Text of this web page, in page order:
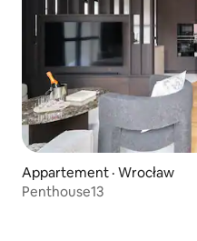
Appartement · Wrocław
Penthouse13